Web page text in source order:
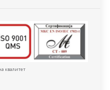
квалитет